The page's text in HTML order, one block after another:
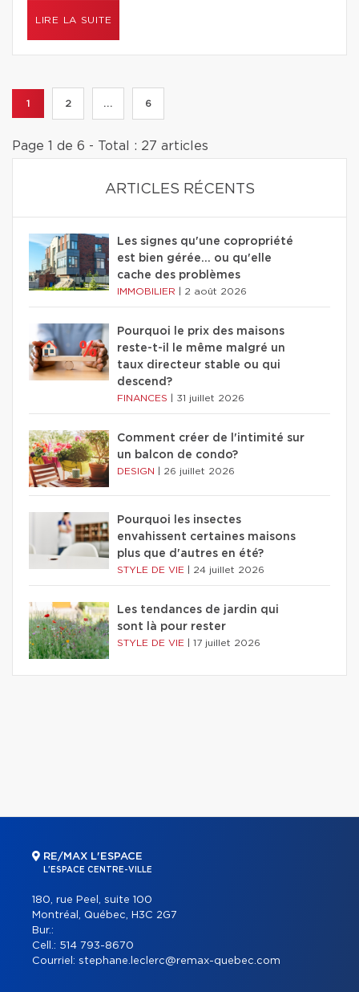
LIRE LA SUITE
1 2 ... 6
Page 1 de 6 - Total : 27 articles
ARTICLES RÉCENTS
Les signes qu'une copropriété
est bien gérée… ou qu'elle
cache des problèmes
IMMOBILIER 2 août 2026
Pourquoi le prix des maisons
reste-t-il le même malgré un
taux directeur stable ou qui
descend?
FINANCES 31 juillet 2026
Comment créer de l'intimité sur
un balcon de condo?
DESIGN 26 juillet 2026
Pourquoi les insectes
envahissent certaines maisons
plus que d'autres en été?
STYLE DE VIE 24 juillet 2026
Les tendances de jardin qui
sont là pour rester
STYLE DE VIE 17 juillet 2026
RE/MAX L'ESPACE
L'ESPACE CENTRE-VILLE
180, rue Peel, suite 100
Montréal, Québec, H3C 2G7
Bur.:
Cell.: 514 793-8670
Courriel: stephane.leclerc@remax-quebec.com